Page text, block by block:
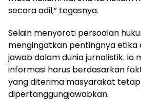
secara adil,” tegasnya.
Selain menyoroti persoalan
mengingatkan pentingnya etika
jawab dalam dunia jurnalistik. Ia
informasi harus berdasarkan
yang diterima masyarakat
dipertanggungjawabkan.